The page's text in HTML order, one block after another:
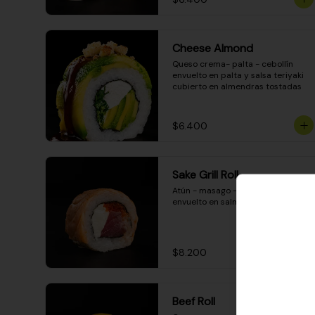
Cheese Almond
Queso crema- palta - cebollín
envuelto en palta y salsa teriyaki
cubierto en almendras tostadas
$6.400
Sake Grill Roll
Atún - masago - queso crema -
envuelto en salmón gratinado
$8.200
Beef Roll